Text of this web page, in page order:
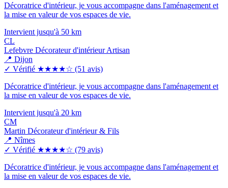
Décoratrice d'intérieur, je vous accompagne dans l'aménagement et
la mise en valeur de vos espaces de vie.
Intervient jusqu'à 50 km
CL
Lefebvre Décorateur d'intérieur Artisan
📍 Dijon
✓ Vérifié ★★★★☆ (51 avis)
Décoratrice d'intérieur, je vous accompagne dans l'aménagement et
la mise en valeur de vos espaces de vie.
Intervient jusqu'à 20 km
CM
Martin Décorateur d'intérieur & Fils
📍 Nîmes
✓ Vérifié ★★★★☆ (79 avis)
Décoratrice d'intérieur, je vous accompagne dans l'aménagement et
la mise en valeur de vos espaces de vie.